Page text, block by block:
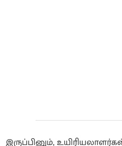
இருப்பினும்,